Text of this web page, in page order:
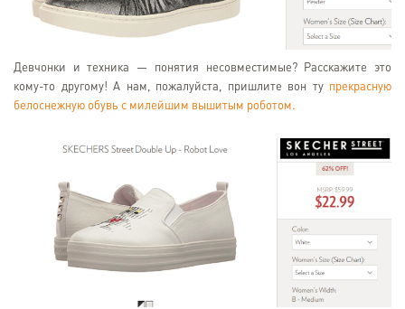
Девчонки и техника — понятия несовместимые? Расскажите это
кому-то другому! А нам, пожалуйста, пришлите вон ту прекрасную
белоснежную обувь с милейшим вышитым роботом.